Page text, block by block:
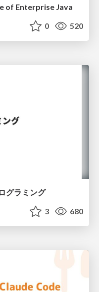
of Enterprise Java
0 520
グラミング
3 680